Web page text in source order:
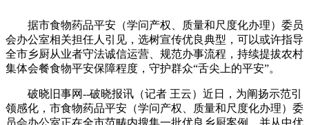
据市食物药品平安（学问产权、质量和尺度化办理）委员
会办公室相关担任人引见，选树宣传优良典型，可以或许指导
全市乡厨从业者守法诚信运营、规范办事流程，持续提拔农村
集体会餐食物平安保障程度，守护群众“舌尖上的平安”。
破晓旧事网--破晓报讯（记者 王云）近日，为阐扬示范引
领感化，市食物药品平安（学问产权、质量和尺度化办理）委
员会办公室正在全市范畴内搜集一批优良乡厨案例，并从中优